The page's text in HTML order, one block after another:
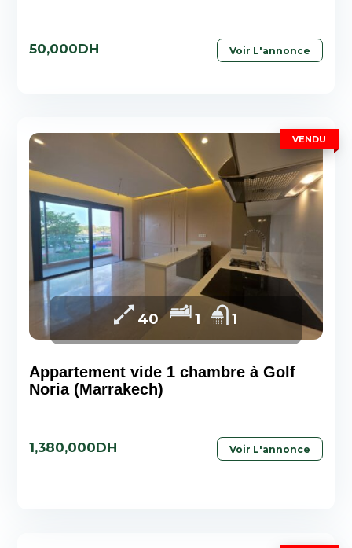
50,000DH Voir L'annonce
VENDU
Appartement vide 1 chambre à Golf
Noria (Marrakech)
1,380,000DH Voir L'annonce
40 1 1